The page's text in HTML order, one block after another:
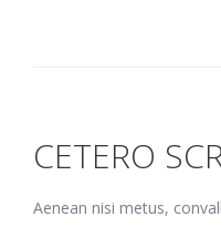
CETERO
Aenean nisi metus,